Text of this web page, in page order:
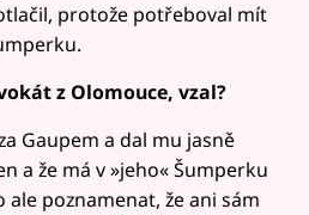
protože potřeboval mít
z Olomouce, vzal?
Gaupem a dal mu jasně
a že má v »jeho« Šumperku
ale poznamenat, že ani sám